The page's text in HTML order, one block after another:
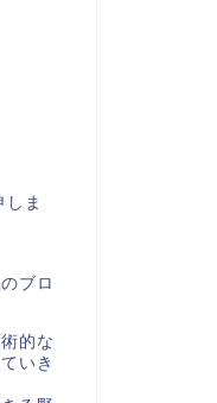
ま
ブロ
的な
いき